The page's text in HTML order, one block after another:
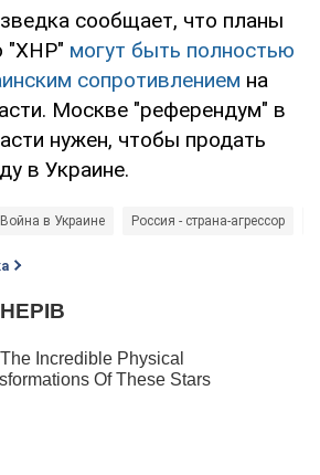
сообщает, что планы
"ХНР" могут быть полностью
сопротивлением на
Москве "референдум" в
нужен, чтобы продать
в Украине.
Война в Украине Россия - страна-агрессор